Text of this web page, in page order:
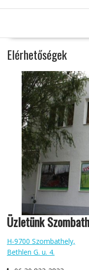
Elérhetőségek
Üzletünk
H-9700 Szombathely,
Bethlen G. u. 4.